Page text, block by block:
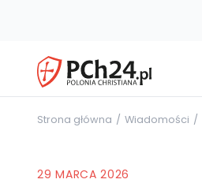
Strona główna Wiadomości
29 MARCA 2026